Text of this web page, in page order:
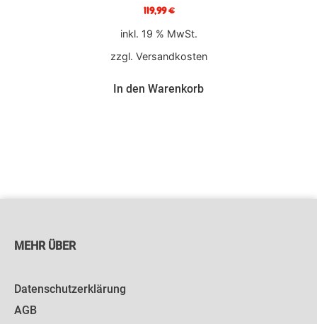
119,99€
inkl. 19 % MwSt.
zzgl. Versandkosten
In den Warenkorb
MEHR ÜBER
Datenschutzerklärung
AGB